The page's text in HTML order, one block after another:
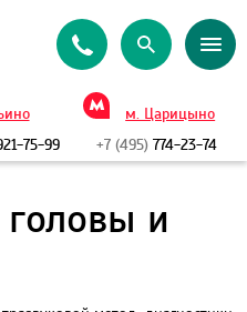
75-99
м. Царицыно
+7 (495) 774-23-74
головы и